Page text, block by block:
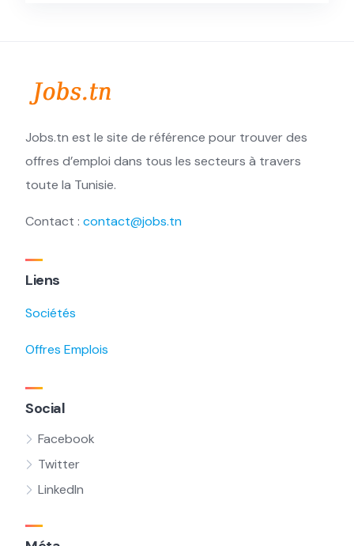
Jobs.tn est le site de référence pour trouver des
offres d’emploi dans tous les secteurs à travers
toute la Tunisie.
Contact : contact@jobs.tn
Liens
Sociétés
Offres Emplois
Social
Facebook
Twitter
LinkedIn